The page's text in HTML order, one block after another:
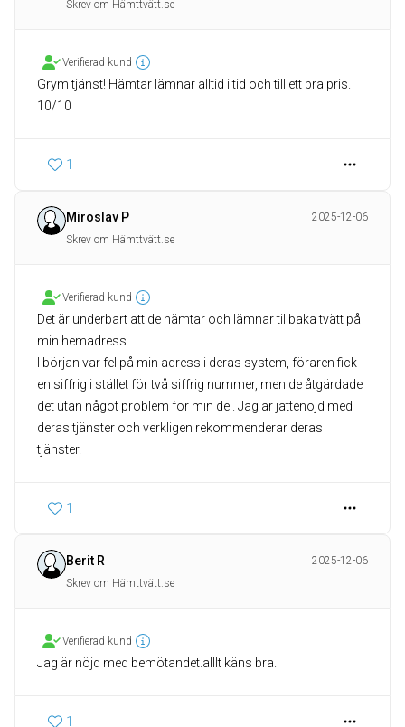
Skrev om Hämttvätt.se
Verifierad kund
Grym tjänst! Hämtar lämnar alltid i tid och till ett bra pris.
10/10
1
Miroslav P
2025-12-06
Skrev om Hämttvätt.se
Verifierad kund
Det är underbart att de hämtar och lämnar tillbaka tvätt på
min hemadress.
I början var fel på min adress i deras system, föraren fick
en siffrig i stället för två siffrig nummer, men de åtgärdade
det utan något problem för min del. Jag är jättenöjd med
deras tjänster och verkligen rekommenderar deras
tjänster.
1
Berit R
2025-12-06
Skrev om Hämttvätt.se
Verifierad kund
Jag är nöjd med bemötandet.alllt käns bra.
1